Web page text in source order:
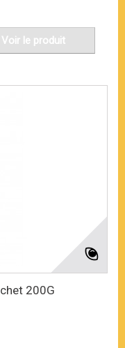
Voir le produit
200G